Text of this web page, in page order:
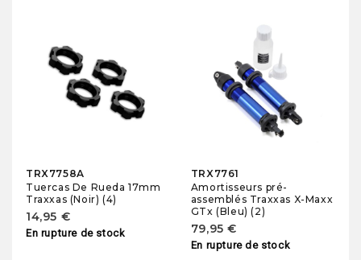
TRX7758A
Tuercas De Rueda 17mm
Traxxas (Noir) (4)
14,95 €
En rupture de stock
TRX7761
Amortisseurs pré-
assemblés Traxxas X-Maxx
GTx (Bleu) (2)
79,95 €
En rupture de stock